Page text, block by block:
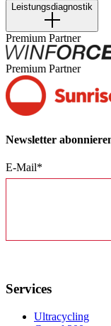
Leistungsdiagnostik
Premium Partner
Premium Partner
Newsletter
E-Mail*
Services
Ultracycling